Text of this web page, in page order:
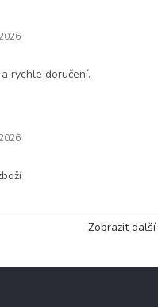
obchodu je 5 z 5
rychle doručení.
obchodu je 5 z 5
Zobrazit